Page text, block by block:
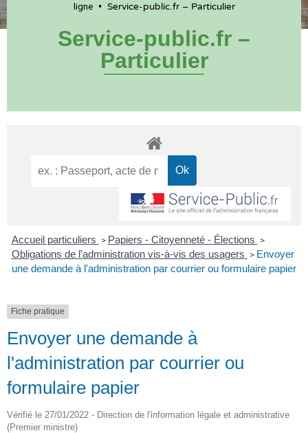
ligne• Service-public.fr – Particulier
Service-public.fr –
Particulier
Accueil particuliers > Papiers - Citoyenneté - Élections >
Obligations de l'administration vis-à-vis des usagers > Envoyer
une demande à l'administration par courrier ou formulaire papier
Fiche pratique
Envoyer une demande à
l'administration par courrier ou
formulaire papier
Vérifié le 27/01/2022 - Direction de l'information légale et administrative
(Premier ministre)